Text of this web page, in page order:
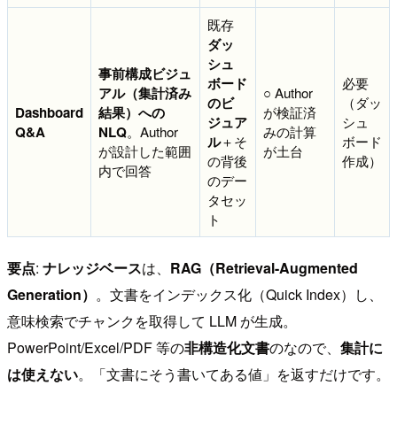
Dashboard
Q&A
事前構成ビジュ
アル（集計済み
結果）への
NLQ。Author
が設計した範囲
内で回答
既存
ダッ
シュ
ボード
のビ
ジュア
ル＋そ
の背後
のデー
タセッ
ト
○ Author
が検証済
みの計算
が土台
必要
（ダッ
シュ
ボード
作成）
要点: ナレッジベースは、 RAG（Retrieval-Augmented
Generation） 。文書をインデックス化（Quick Index）し、
意味検索でチャンクを取得して LLM が生成。
PowerPoint/Excel/PDF 等の非構造化文書のなので、 集計に
は使えない。「文書にそう書いてある値」を返すだけです。